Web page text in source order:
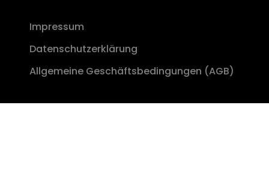
Impressum
Datenschutzerklärung
Allgemeine Geschäftsbedingungen (AGB)